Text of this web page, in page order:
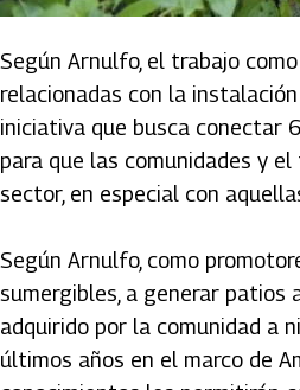
Según Arnulfo, el trabajo
relacionadas con la
iniciativa que busca conectar
para que las comunidades y
sector, en especial con
Según Arnulfo, como
sumergibles, a generar patios
adquirido por la comunidad a
últimos años en el marco de